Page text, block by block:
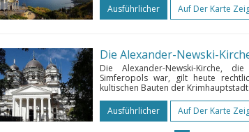
Ausführlicher
Auf Der Karte
Die Alexander-Newski-
Die Alexander-Newski-Kirche,
Simferopols war, gilt heute
kultischen Bauten der
Ausführlicher
Auf Der Karte